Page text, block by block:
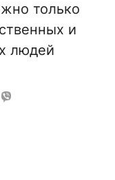
только
и
людей